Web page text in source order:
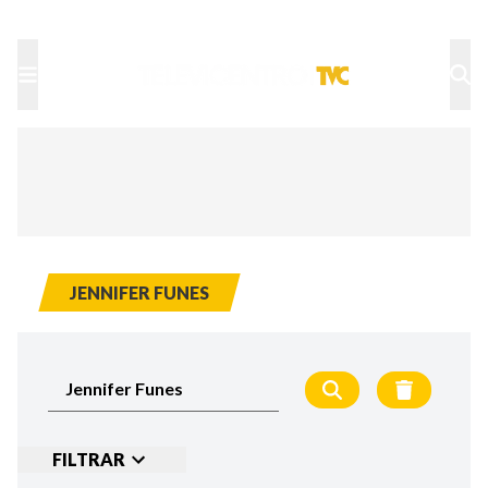
JENNIFER FUNES
FILTRAR